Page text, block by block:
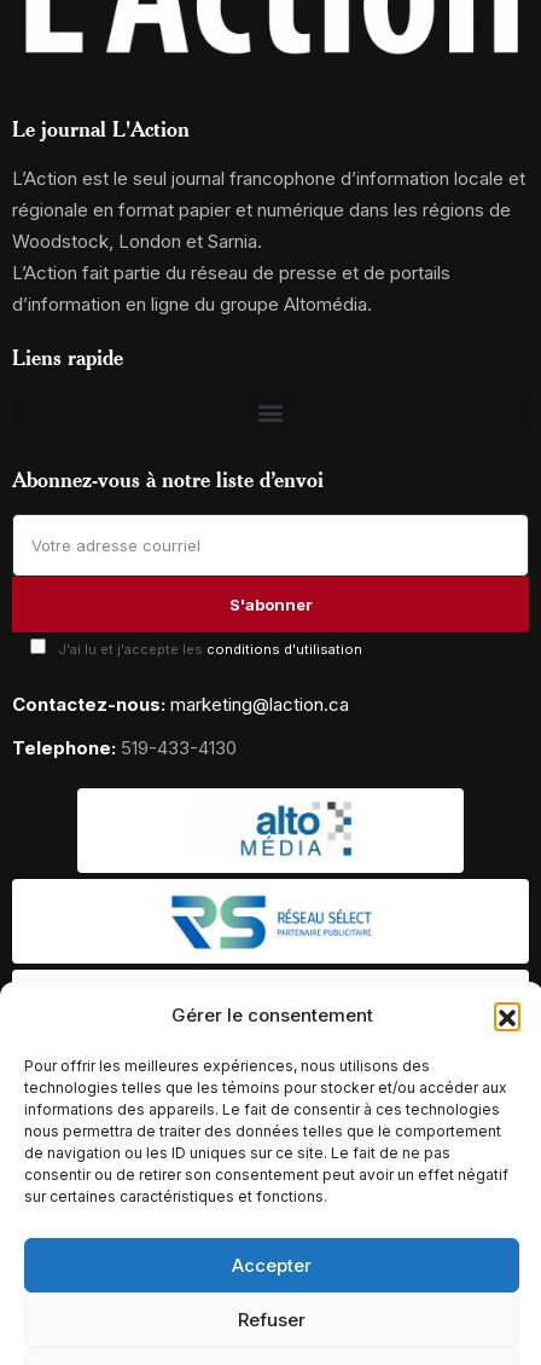
Gérer le consentement
Pour offrir les meilleures expériences, nous utilisons des
technologies telles que les témoins pour stocker et/ou accéder aux
informations des appareils. Le fait de consentir à ces technologies
nous permettra de traiter des données telles que le comportement
de navigation ou les ID uniques sur ce site. Le fait de ne pas
consentir ou de retirer son consentement peut avoir un effet négatif
sur certaines caractéristiques et fonctions.
Accepter
Refuser
Le journal L'Action
L’Action est le seul journal francophone d’information locale et
régionale en format papier et numérique dans les régions de
Woodstock, London et Sarnia.
L’Action fait partie du réseau de presse et de portails
d’information en ligne du groupe Altomédia.
Liens rapide
Abonnez-vous à notre liste d’envoi
J'ai lu et j'accepte les conditions d'utilisation
Contactez-nous: marketing@laction.ca
Telephone: 519-433-4130
© Copyright 2026 – Altomédia Inc |